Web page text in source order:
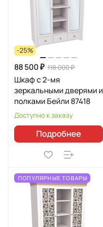
-25%
88 500 ₽ 118 000 ₽
Шкаф с 2-мя
зеркальными дверями и
полками Бейли 87418
Доступно к заказу
Подробнее
ПОПУЛЯРНЫЕ ТОВАРЫ